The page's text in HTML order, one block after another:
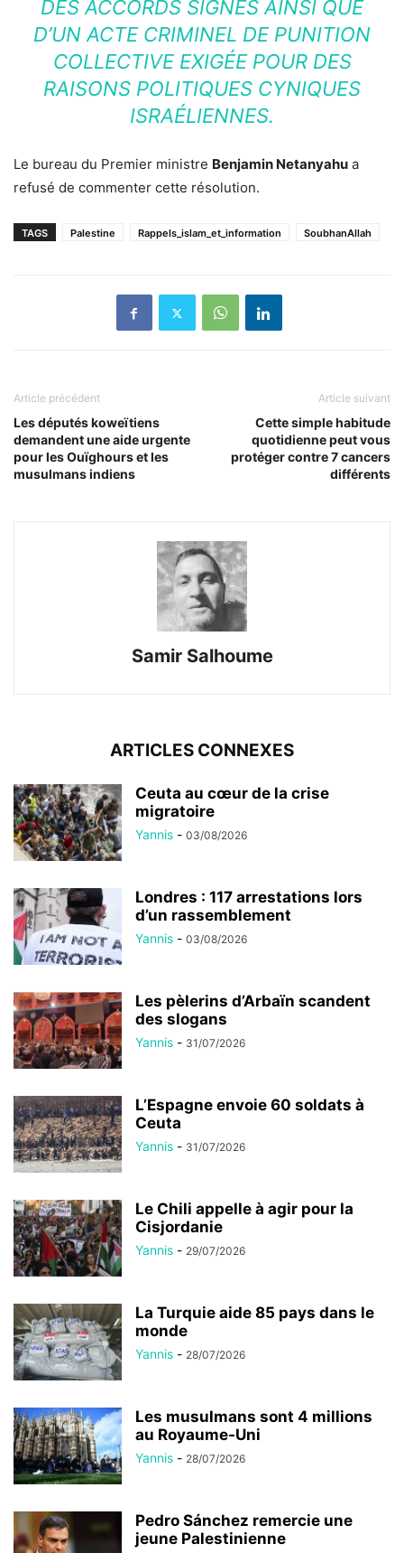
DES ACCORDS SIGNÉS AINSI QUE
D’UN ACTE CRIMINEL DE PUNITION
COLLECTIVE EXIGÉE POUR DES
RAISONS POLITIQUES CYNIQUES
ISRAÉLIENNES.
Le bureau du Premier ministre Benjamin Netanyahu a
refusé de commenter cette résolution.
TAGS Palestine Rappels_islam_et_information SoubhanAllah
Article précédent
Les députés koweïtiens
demandent une aide urgente
pour les Ouïghours et les
musulmans indiens
Article suivant
Cette simple habitude
quotidienne peut vous
protéger contre 7 cancers
différents
Samir Salhoume
ARTICLES CONNEXES
Ceuta au cœur de la crise
migratoire
Yannis - 03/08/2026
Londres : 117 arrestations lors
d’un rassemblement
Yannis - 03/08/2026
Les pèlerins d’Arbaïn scandent
des slogans
Yannis - 31/07/2026
L’Espagne envoie 60 soldats à
Ceuta
Yannis - 31/07/2026
Le Chili appelle à agir pour la
Cisjordanie
Yannis - 29/07/2026
La Turquie aide 85 pays dans le
monde
Yannis - 28/07/2026
Les musulmans sont 4 millions
au Royaume-Uni
Yannis - 28/07/2026
Pedro Sánchez remercie une
jeune Palestinienne